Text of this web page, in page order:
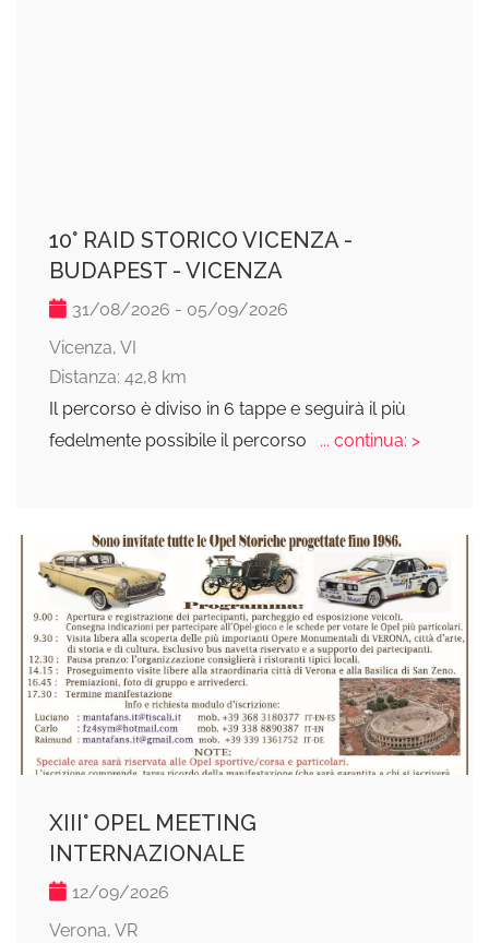
10° RAID STORICO VICENZA -
BUDAPEST - VICENZA
31/08/2026 - 05/09/2026
Vicenza, VI
Distanza: 42,8 km
Il percorso è diviso in 6 tappe e seguirà il più
fedelmente possibile il percorso
... continua: >
ХІII° OPEL MEETING
INTERNAZIONALE
12/09/2026
Verona, VR